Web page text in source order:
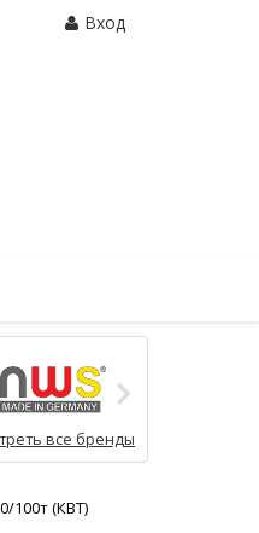
Вход
все бренды
100т (КВТ)